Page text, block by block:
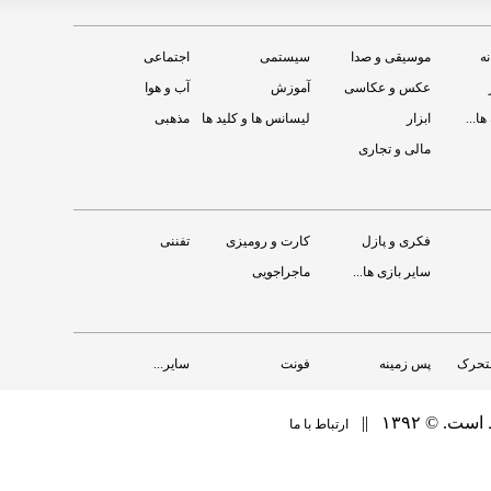
RAM Manager
موسیقی و صدا سیستمی
اجتماعی
عکس و عکاسی آموزش
آب و هوا
ها...
ابزار لیسانس ها و کلید ها
مذهبی
مالی و تجاری
فکری و پازل کارت و رومیزی
تفننی
سایر بازی ها...
ماجراجویی
پس زمینه فونت سایر...
©‏ ۱۳۹۲ || ارتباط با ما